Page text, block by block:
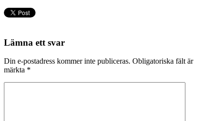
Lämna ett svar
Din e-postadress kommer inte publiceras. Obligatoriska fält är
märkta *